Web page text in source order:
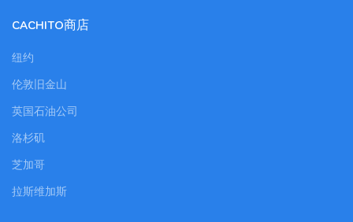
CACHITO商店
纽约
伦敦旧金山
英国石油公司
洛杉矶
芝加哥
拉斯维加斯